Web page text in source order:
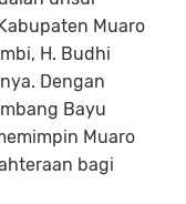
Muaro
H. Budhi
Dengan
Bayu
Muaro
bagi